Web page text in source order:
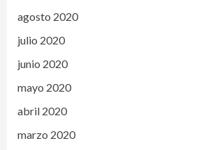
agosto 2020
julio 2020
junio 2020
mayo 2020
abril 2020
marzo 2020